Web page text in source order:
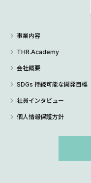
事業内容
THR.Academy
会社概要
SDGs 持続可能な開発目標
社員インタビュー
個人情報保護方針